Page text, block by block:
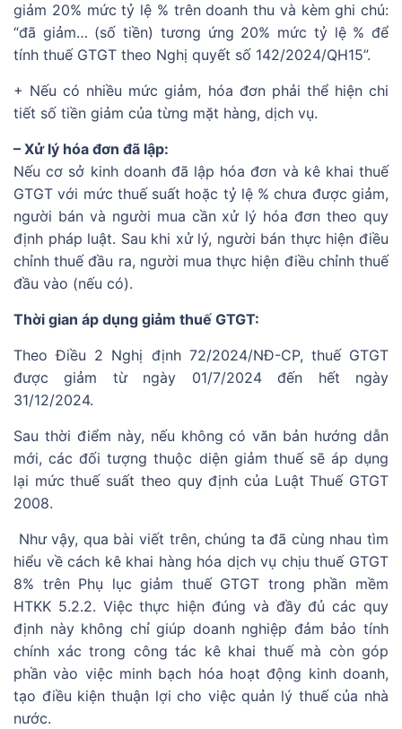
giảm 20% mức tỷ lệ % trên doanh thu và kèm ghi chú:
“đã giảm… (số tiền) tương ứng 20% mức tỷ lệ % để
tính thuế GTGT theo Nghị quyết số 142/2024/QH15”.
+ Nếu có nhiều mức giảm, hóa đơn phải thể hiện chi
tiết số tiền giảm của từng mặt hàng, dịch vụ.
– Xử lý hóa đơn đã lập:
Nếu cơ sở kinh doanh đã lập hóa đơn và kê khai thuế
GTGT với mức thuế suất hoặc tỷ lệ % chưa được giảm,
người bán và người mua cần xử lý hóa đơn theo quy
định pháp luật. Sau khi xử lý, người bán thực hiện điều
chỉnh thuế đầu ra, người mua thực hiện điều chỉnh thuế
đầu vào (nếu có).
Thời gian áp dụng giảm thuế GTGT:
Theo Điều 2 Nghị định 72/2024/NĐ-CP, thuế GTGT
được giảm từ ngày 01/7/2024 đến hết ngày
31/12/2024.
Sau thời điểm này, nếu không có văn bản hướng dẫn
mới, các đối tượng thuộc diện giảm thuế sẽ áp dụng
lại mức thuế suất theo quy định của Luật Thuế GTGT
2008.
Như vậy, qua bài viết trên, chúng ta đã cùng nhau tìm
hiểu về cách kê khai hàng hóa dịch vụ chịu thuế GTGT
8% trên Phụ lục giảm thuế GTGT trong phần mềm
HTKK 5.2.2. Việc thực hiện đúng và đầy đủ các quy
định này không chỉ giúp doanh nghiệp đảm bảo tính
chính xác trong công tác kê khai thuế mà còn góp
phần vào việc minh bạch hóa hoạt động kinh doanh,
tạo điều kiện thuận lợi cho việc quản lý thuế của nhà
nước.